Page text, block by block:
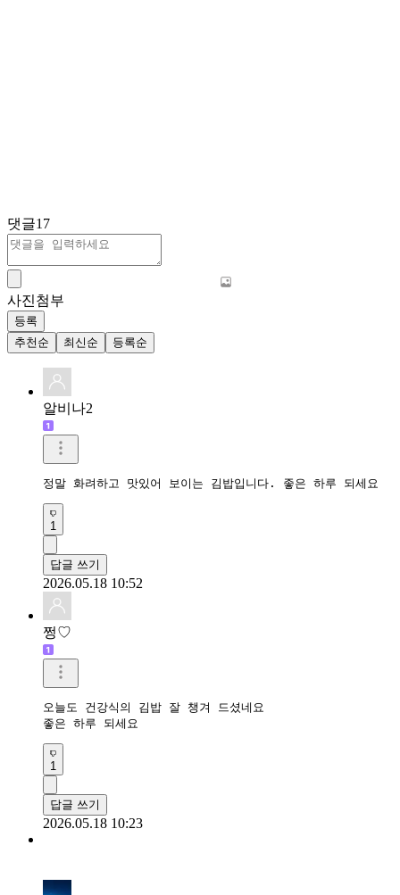
댓글17
사진첨부
등록
추천순
최신순 등록순
알비나2
정말 화려하고 맛있어 보이는 김밥입니다. 좋은 하루 되세요
1
답글 쓰기
2026.05.18 10:52
쩡♡
오늘도 건강식의 김밥 잘 챙겨 드셨네요
좋은 하루 되세요
1
답글 쓰기
2026.05.18 10:23